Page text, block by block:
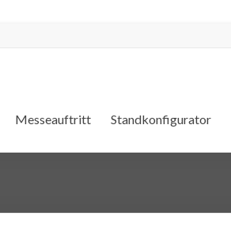
Messeauftritt Standkonfigurator